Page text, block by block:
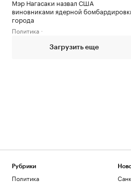
Мэр Нагасаки назвал США
виновниками ядерной
города
Политика
Загрузить еще
Рубрики
Политика